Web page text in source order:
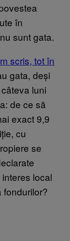
în
sunt gata.
scris, tot în
gata, deși
luni
de ce să
exact 9,9
cu
se
local
fondurilor?